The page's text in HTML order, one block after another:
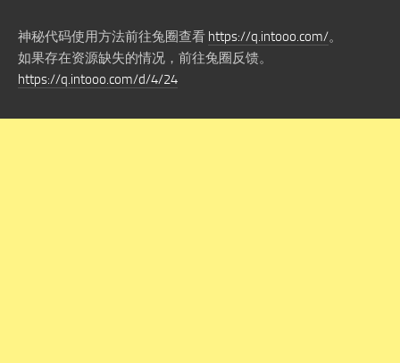
神秘代码使用方法前往兔圈查看 https://q.intooo.com/。
如果存在资源缺失的情况，前往兔圈反馈。
https://q.intooo.com/d/4/24